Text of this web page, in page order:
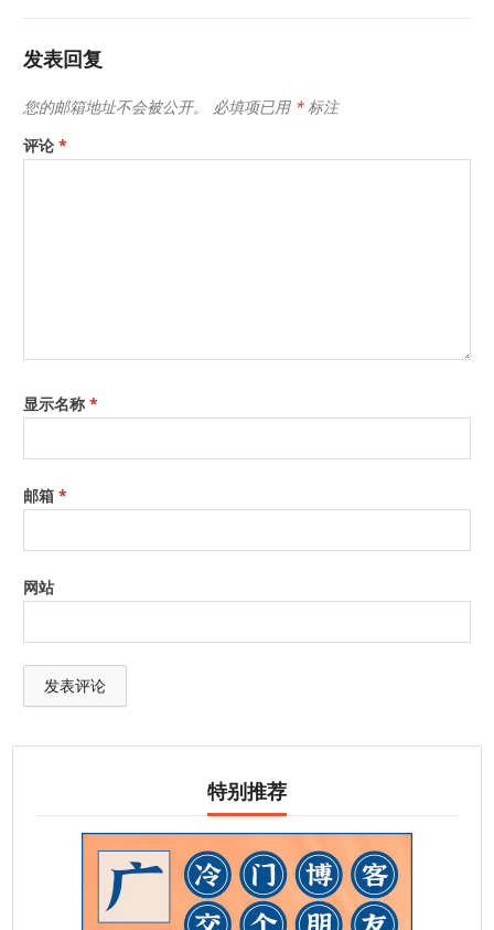
发表回复
您的邮箱地址不会被公开。 必填项已用 *标注
评论*
显示名称*
邮箱*
网站
特别推荐